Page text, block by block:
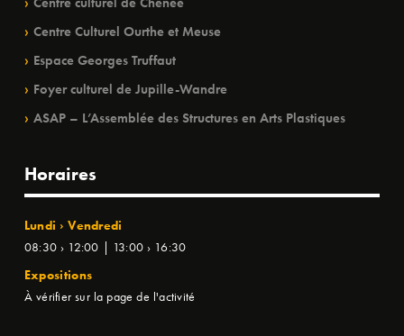
Centre Culturel Ourthe et Meuse
Espace Georges Truffaut
Foyer culturel de Jupille-Wandre
ASAP – L’Assemblée des Structures en Arts Plastiques
Horaires
Lundi › Vendredi
08:30 › 12:00 | 13:00 › 16:30
Expositions
À vérifier sur la page de l'activité